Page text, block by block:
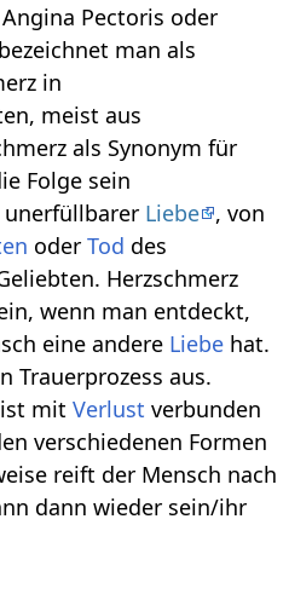
Pectoris oder
man als
in
meist aus
als Synonym für
Folge sein
unerfüllbarer Liebe , von
oderTod des
Herzschmerz
wenn man entdeckt,
eine andere Liebe hat.
Trauerprozess aus.
mitVerlust verbunden
verschiedenen Formen
reift der Mensch nach
dann wieder sein/ihr